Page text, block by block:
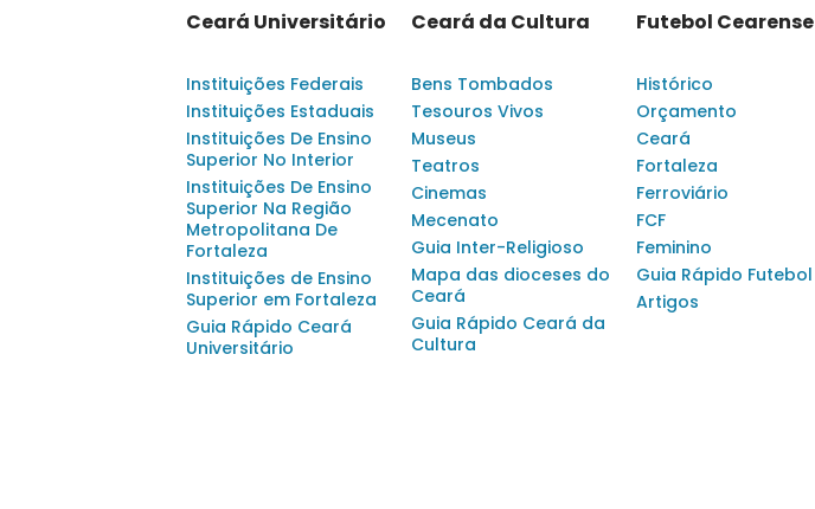
Ceará Universitário
Instituições Federais
Instituições Estaduais
Instituições De Ensino
Superior No Interior
Instituições De Ensino
Superior Na Região
Metropolitana De
Fortaleza
Instituições de Ensino
Superior em Fortaleza
Guia Rápido Ceará
Universitário
Ceará da Cultura
Bens Tombados
Tesouros Vivos
Museus
Teatros
Cinemas
Mecenato
Guia Inter-Religioso
Mapa das dioceses do
Ceará
Guia Rápido Ceará da
Cultura
Futebol Cearense
Histórico
Orçamento
Ceará
Fortaleza
Ferroviário
FCF
Feminino
Guia Rápido Futebol
Artigos